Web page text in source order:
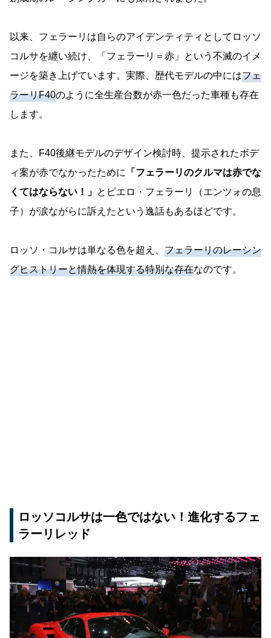
以来、フェラーリは自らのアイデンティティとしてロッソ
コルサを纏い続け、「フェラーリ＝赤」という不滅のイメ
ージを築き上げています。実際、歴代モデルの中にはフェ
ラーリF40のように全生産台数が赤一色だった車種も存在
します。
また、F40後継モデルのデザイン検討時、提示されたボデ
ィ案が赤でなかったために
「フェラーリのクルマは赤でな
くてはならない！」 とピエロ・フェラーリ（エンツォの息
子）が涙ながらに訴えたという逸話もあるほどです。
ロッソ・コルサは単なる色を超え、 フェラーリのレーシン
グヒストリーと情熱を体現する特別な存在なのです。
ロッソコルサは一色ではない！進化するフェ
ラーリレッド